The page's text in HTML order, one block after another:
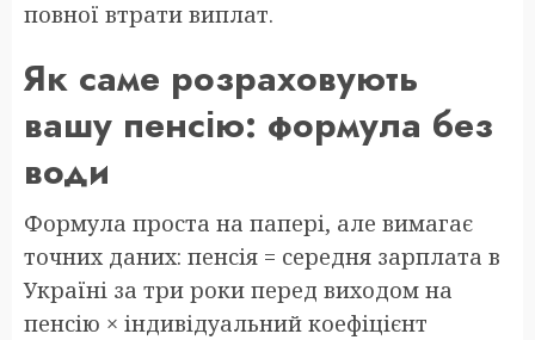
повної втрати виплат.
Як саме розраховують
вашу пенсію: формула без
води
Формула проста на папері, але вимагає
точних даних: пенсія = середня зарплата в
Україні за три роки перед виходом на
пенсію × індивідуальний коефіцієнт